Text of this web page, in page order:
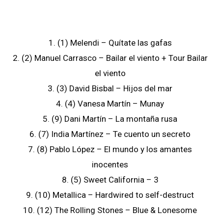
1. (1) Melendi – Quítate las gafas
2. (2) Manuel Carrasco – Bailar el viento + Tour Bailar
el viento
3. (3) David Bisbal – Hijos del mar
4. (4) Vanesa Martín – Munay
5. (9) Dani Martín – La montaña rusa
6. (7) India Martínez – Te cuento un secreto
7. (8) Pablo López – El mundo y los amantes
inocentes
8. (5) Sweet California – 3
9. (10) Metallica – Hardwired to self-destruct
10. (12) The Rolling Stones – Blue & Lonesome